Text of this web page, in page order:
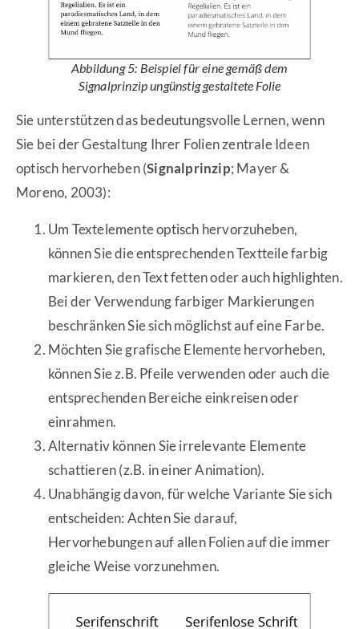
Abbildung 5: Beispiel für eine gemäß dem
Signalprinzip ungünstig gestaltete Folie
Sie unterstützen das bedeutungsvolle Lernen, wenn
Sie bei der Gestaltung Ihrer Folien zentrale Ideen
optisch hervorheben (Signalprinzip; Mayer &
Moreno, 2003):
Um Textelemente optisch hervorzuheben,
können Sie die entsprechenden Textteile farbig
markieren, den Text fetten oder auch highlighten.
Bei der Verwendung farbiger Markierungen
beschränken Sie sich möglichst auf eine Farbe.
Möchten Sie grafische Elemente hervorheben,
können Sie z.B. Pfeile verwenden oder auch die
entsprechenden Bereiche einkreisen oder
einrahmen.
Alternativ können Sie irrelevante Elemente
schattieren (z.B. in einer Animation).
Unabhängig davon, für welche Variante Sie sich
entscheiden: Achten Sie darauf,
Hervorhebungen auf allen Folien auf die immer
gleiche Weise vorzunehmen.